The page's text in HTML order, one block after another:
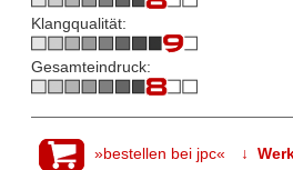
Klangqualität:
Gesamteindruck:
»bestellen bei jpc« ↓